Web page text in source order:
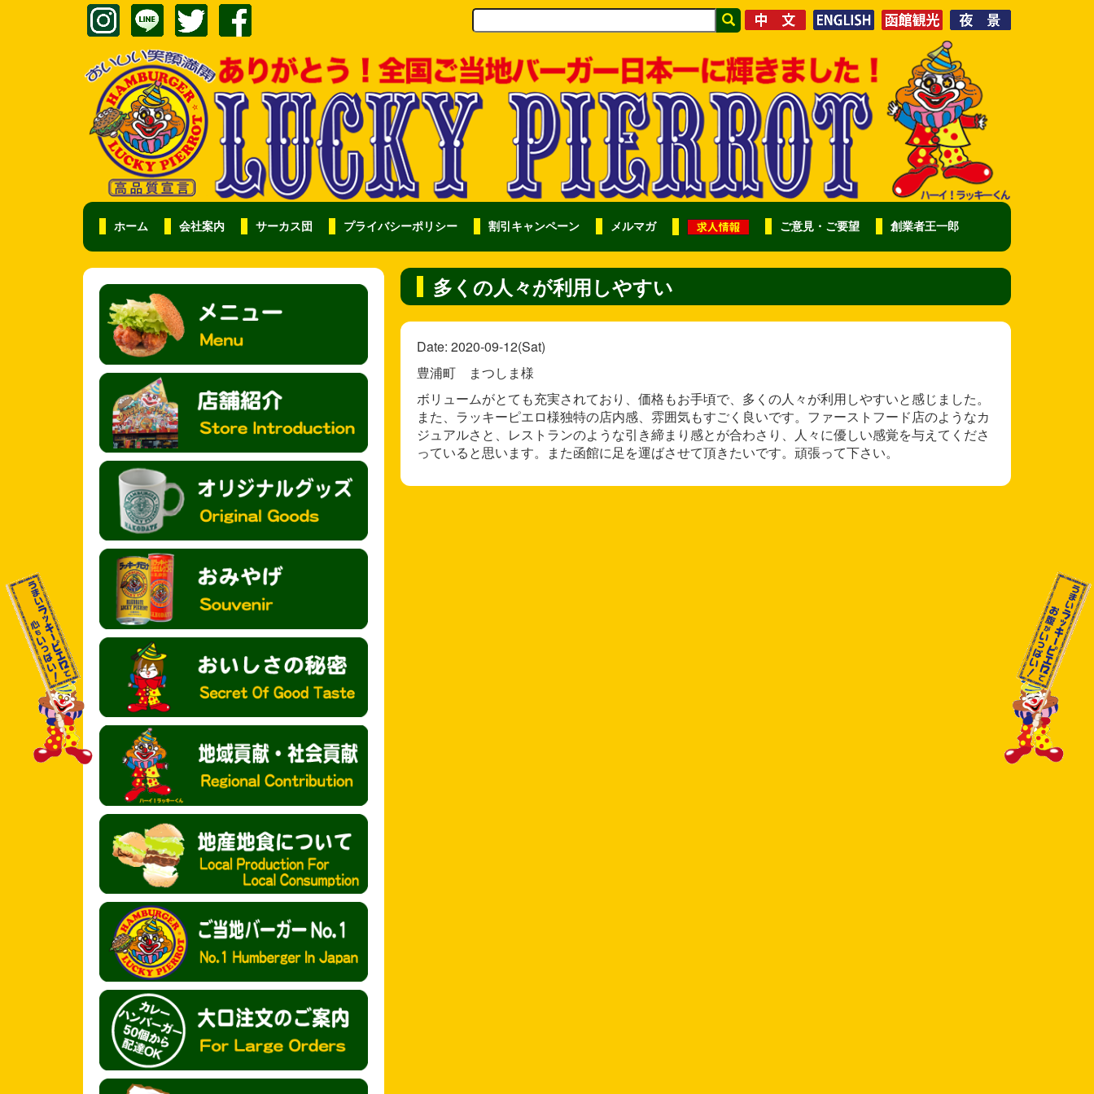
ホーム 会社案内 サーカス団 プライバシーポリシー 割引キャンペーン メルマガ ご意見・ご要望 創業者王一郎
多くの人々が利用しやすい
Date: 2020-09-12(Sat)
豊浦町 まつしま様
ボリュームがとても充実されており、価格もお手頃で、多くの人々が利用しやすいと感じました。
また、ラッキーピエロ様独特の店内感、雰囲気もすごく良いです。ファーストフード店のようなカ
ジュアルさと、レストランのような引き締まり感とが合わさり、人々に優しい感覚を与えてくださ
っていると思います。また函館に足を運ばさせて頂きたいです。頑張って下さい。